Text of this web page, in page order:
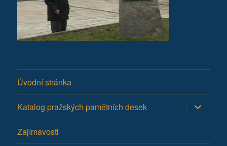
Úvodní stránka
Katalog pražských pamětních desek Zobrazit
položky
Zajímavosti